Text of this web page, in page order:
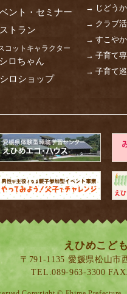
ント・セミナー
トラン
コットキャラクター
ロちゃん
ロショップ
→ じどう
→ クラブ
→ すこや
→ 子育て
→ 子育て
えひめこど
〒791-1135 愛媛県松山市
TEL.089-963-3300